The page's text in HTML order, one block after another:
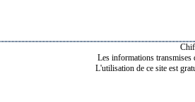
Les informations transmises
L'utilisation de ce site est